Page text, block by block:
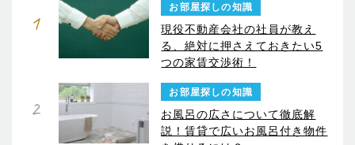
1
お部屋探しの知識
現役不動産会社の社員が教え
る、絶対に押さえておきたい5
つの家賃交渉術！
2
お部屋探しの知識
お風呂の広さについて徹底解
説！賃貸で広いお風呂付き物件